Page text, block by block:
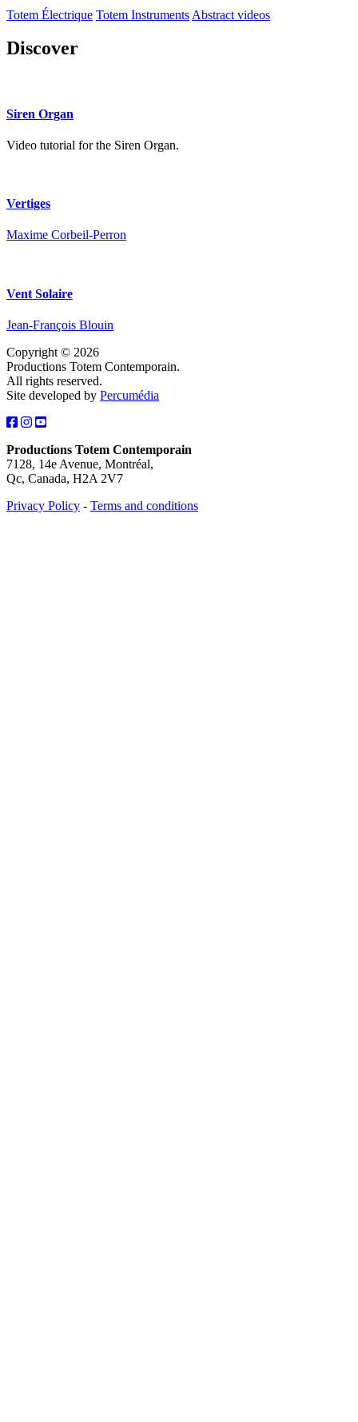
Totem Électrique Totem Instruments Abstract videos
Discover
Siren Organ
Video tutorial for the Siren Organ.
Vertiges
Maxime Corbeil-Perron
Vent Solaire
Jean-François Blouin
Copyright © 2026
Productions Totem Contemporain.
All rights reserved.
Site developed by Percumédia
Productions Totem Contemporain
7128, 14e Avenue, Montréal,
Qc, Canada, H2A 2V7
Privacy Policy - Terms and conditions